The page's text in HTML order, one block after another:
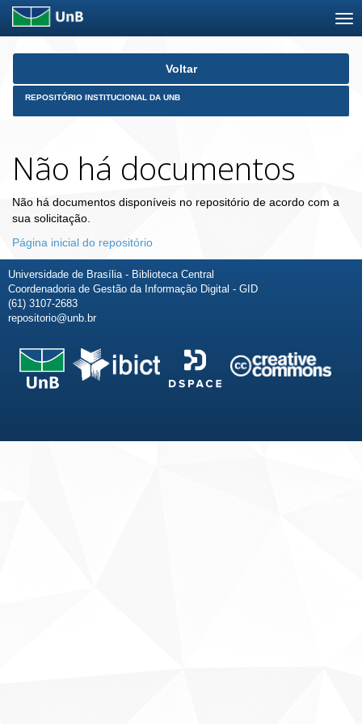
Skip
Voltar
REPOSITÓRIO INSTITUCIONAL DA UNB
Não há documentos
Não há documentos disponíveis no repositório de acordo com a
sua solicitação.
Página inicial do repositório
Universidade de Brasília - Biblioteca Central
Coordenadoria de Gestão da Informação Digital - GID
(61) 3107-2683
repositorio@unb.br